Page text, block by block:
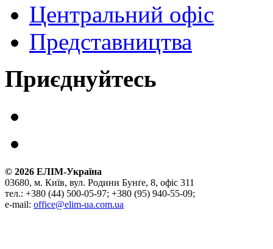
Центральний офіс
Представництва
Приєднуйтесь
© 2026 ЕЛІМ-Україна
03680, м. Київ, вул. Родини Бунґе, 8, офіс 311
тел.: +380 (44) 500-05-97; +380 (95) 940-55-09;
e-mail: office@elim-ua.com.ua